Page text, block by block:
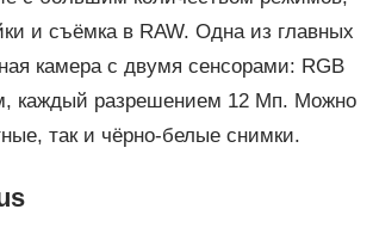
и съёмка в RAW. Одна из главных
камера с двумя сенсорами: RGB
каждый разрешением 12 Мп. Можно
так и чёрно-белые снимки.